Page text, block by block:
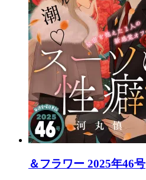
＆フラワー 2025年46号